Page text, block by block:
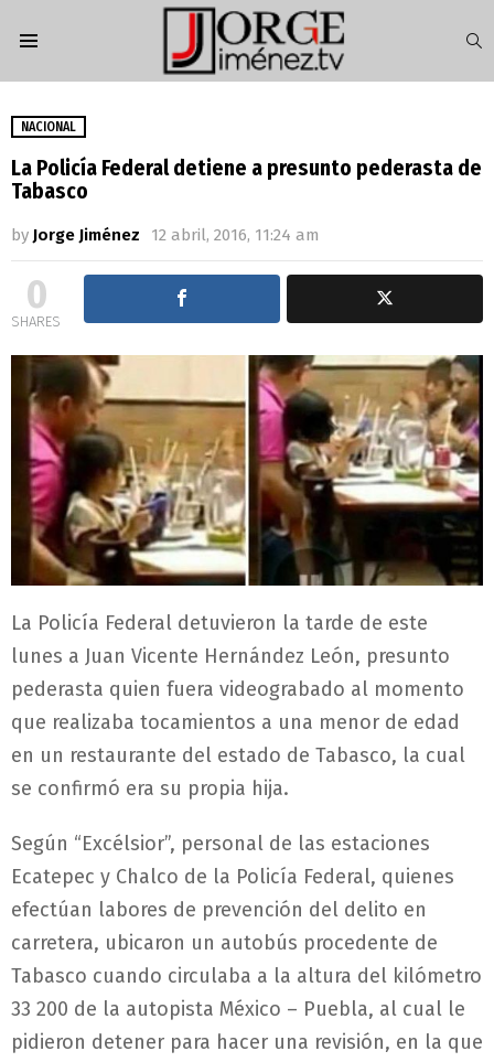
NACIONAL
La Policía Federal detiene a presunto pederasta de
Tabasco
by Jorge Jiménez 12 abril, 2016, 11:24 am
0
SHARES
La Policía Federal detuvieron la tarde de este
lunes a Juan Vicente Hernández León, presunto
pederasta quien fuera videograbado al momento
que realizaba tocamientos a una menor de edad
en un restaurante del estado de Tabasco, la cual
se confirmó era su propia hija.
Según “Excélsior”, personal de las estaciones
Ecatepec y Chalco de la Policía Federal, quienes
efectúan labores de prevención del delito en
carretera, ubicaron un autobús procedente de
Tabasco cuando circulaba a la altura del kilómetro
33 200 de la autopista México – Puebla, al cual le
pidieron detener para hacer una revisión, en la que